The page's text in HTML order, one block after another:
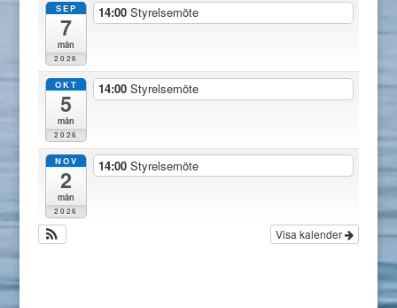
SEP
7
mån
2026
14:00Styrelsemöte
OKT
5
mån
2026
14:00Styrelsemöte
NOV
2
mån
2026
14:00Styrelsemöte
Visa kalender